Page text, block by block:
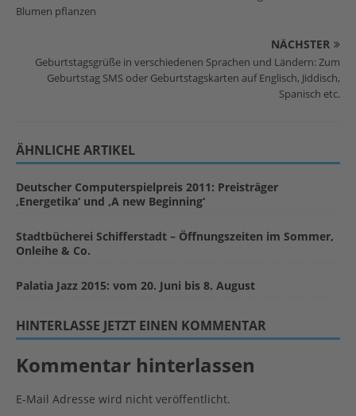
Blumen pflanzen
NÄCHSTER
Geburtstagsgrüße in verschiedenen Sprachen und Ländern: Zum
Geburtstag SMS oder Geburtstagskarten auf Englisch, Jiddisch,
Spanisch etc.
ÄHNLICHE ARTIKEL
Deutscher Computerspielpreis 2011: Preisträger
‚Energetika‘ und ‚A new Beginning‘
Stadtbücherei Schifferstadt – Öffnungszeiten im Sommer,
Onleihe & Co.
Palatia Jazz 2015: vom 20. Juni bis 8. August
HINTERLASSE JETZT EINEN KOMMENTAR
Kommentar hinterlassen
E-Mail Adresse wird nicht veröffentlicht.